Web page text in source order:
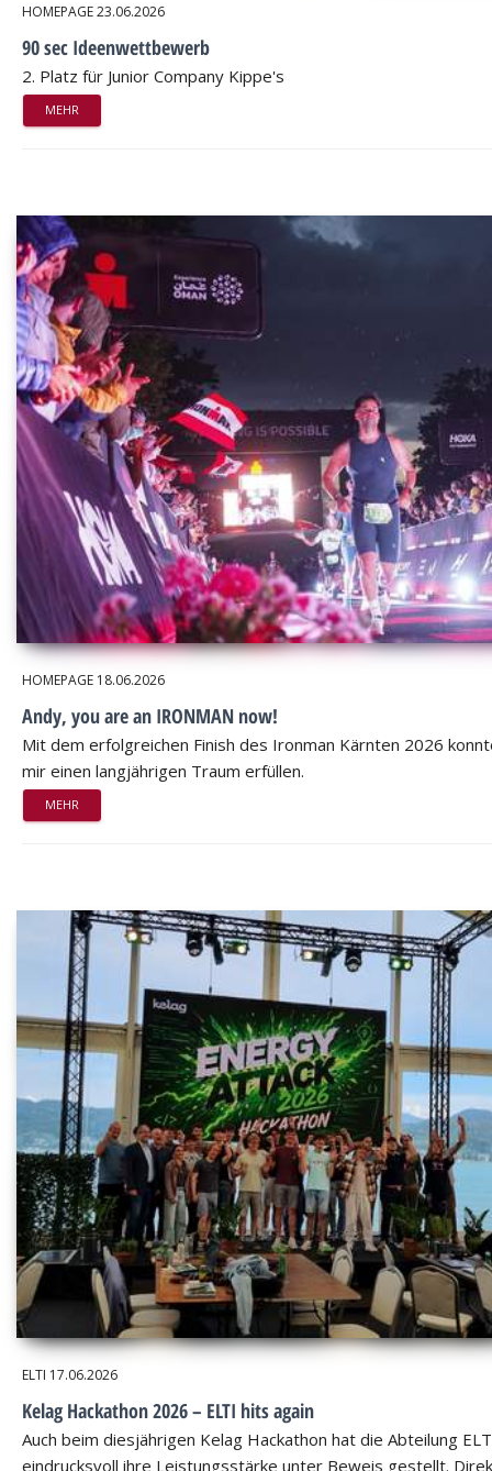
HOMEPAGE23.06.2026
90 sec Ideenwettbewerb
2. Platz für Junior Company Kippe's
MEHR
HOMEPAGE 18.06.2026
Andy, you are an IRONMAN now!
Mit dem erfolgreichen Finish des Ironman Kärnten 2026
mir einen langjährigen Traum erfüllen.
MEHR
ELTI 17.06.2026
Kelag Hackathon 2026 – ELTI hits again
Auch beim diesjährigen Kelag Hackathon hat die Abteilung
eindrucksvoll ihre Leistungsstärke unter Beweis gestellt.